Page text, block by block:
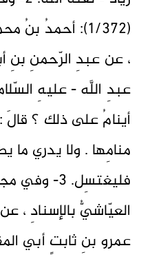
(1/372): أحمدُ
، عن عبدِ الرّحمنِ بنِ
عبدِ اللَّه - عليهِ
أينامُ على ذلك ؟
منامِها . ولا يدري ما
العيّاشيُّ بالإسنادِ
عمرو بنِ ثابتٍ أبي